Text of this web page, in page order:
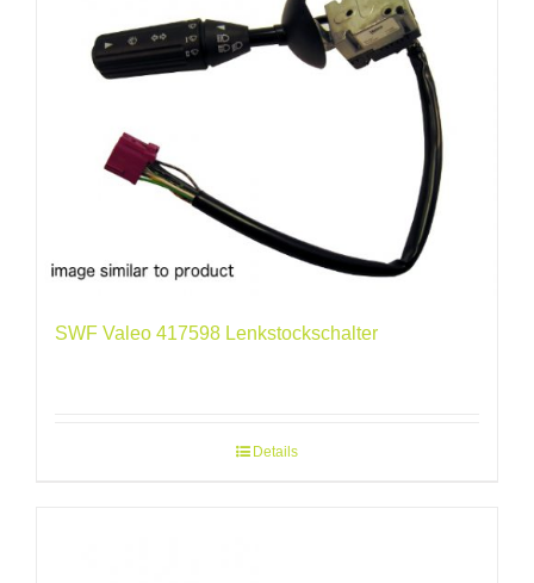
SWF Valeo 417598 Lenkstockschalter
Details